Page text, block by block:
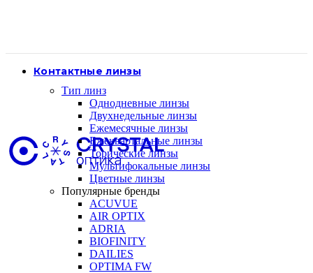
Контактные линзы
Тип линз
Однодневные линзы
Двухнедельные линзы
Ежемесячные линзы
Ежеквартальные линзы
Торические линзы
Мультифокальные линзы
Цветные линзы
Популярные бренды
ACUVUE
AIR OPTIX
ADRIA
BIOFINITY
DAILIES
OPTIMA FW